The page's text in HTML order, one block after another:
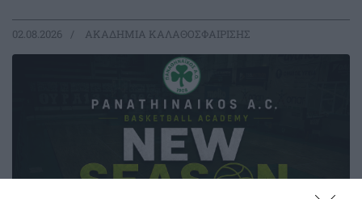
02.08.2026 ΑΚΑΔΗΜΙΑ ΚΑΛΑΘΟΣΦΑΙΡΙΣΗΣ